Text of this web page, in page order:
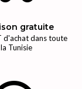
gratuite
d'achat dans toute
la Tunisie